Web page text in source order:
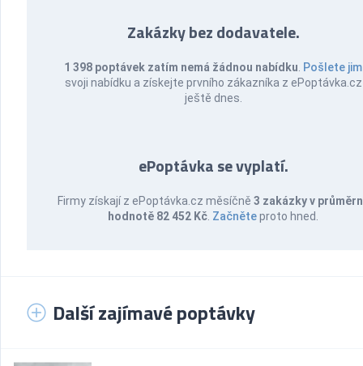
Zakázky bez dodavatele.
1 398 poptávek zatím nemá žádnou nabídku Pošlete jim
svoji nabídku a získejte prvního zákazníka z ePoptávka.cz
ještě dnes.
ePoptávka se vyplatí.
Firmy získají z ePoptávka.cz měsíčně 3 zakázky v
hodnotě 82 452 Kč Začněteproto hned.
Další zajímavé poptávky